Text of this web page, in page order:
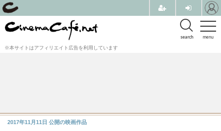
menu
search
※本サイトはアフィリエイト広告を利用しています
2017年11月11日 公開の映画作品